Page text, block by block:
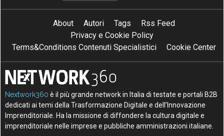
About Autori Tags
Rss Feed
Privacy e Cookie Policy
Terms&Conditions Contenuti Specialistici
Cookie Center
Nextwork360 è il più grande network in Italia di testate e portali B2B
dedicati ai temi della Trasformazione Digitale e dell’Innovazione
Imprenditoriale. Ha la missione di diffondere la cultura digitale e
imprenditoriale nelle imprese e pubbliche amministrazioni italiane.